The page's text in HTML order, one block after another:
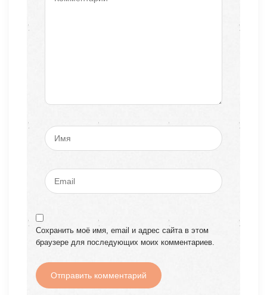
Сохранить моё имя, email и адрес сайта в этом
браузере для последующих моих комментариев.